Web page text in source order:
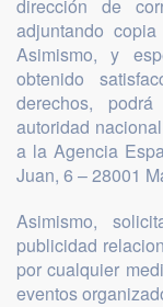
dirección de
adjuntando
Asimismo, y
obtenido
derechos,
autoridad
a la Agencia
Juan, 6 – 28001
Asimismo,
publicidad
por cualquier
eventos